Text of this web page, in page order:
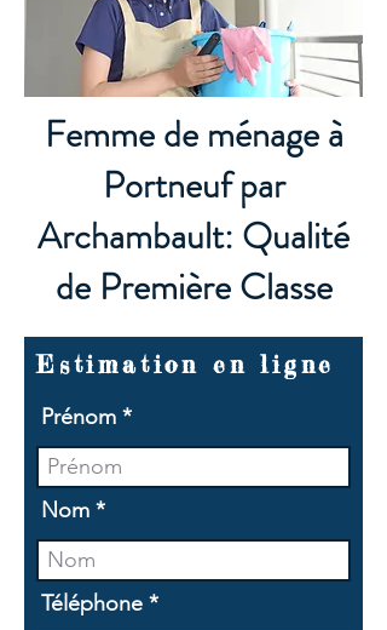
Femme de ménage à
Portneuf par
Archambault: Qualité
de Première Classe
Estimation en ligne
Prénom
Nom
Téléphone